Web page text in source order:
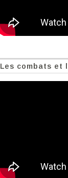
Les combats et